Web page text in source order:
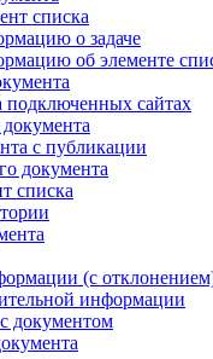
списка
о задаче
об элементе
подключенных сайтах
с публикации
документа
списка
(с
информации
документом